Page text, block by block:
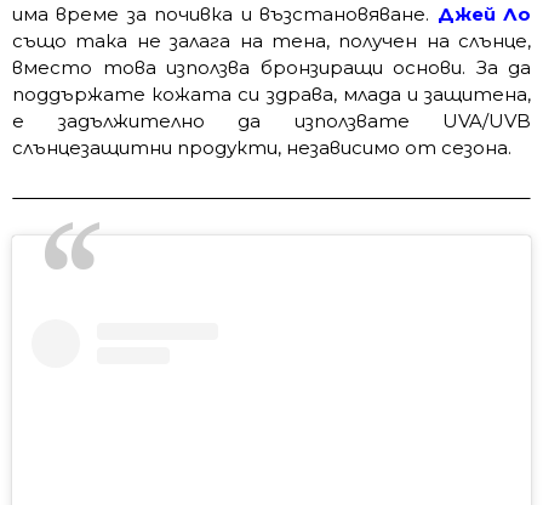
има време за почивка и възстановяване. Джей Ло
също така не залага на тена, получен на слънце,
вместо това използва бронзиращи основи. За да
поддържате кожата си здрава, млада и защитена,
е задължително да използвате UVA/UVB
слънцезащитни продукти, независимо от сезона.